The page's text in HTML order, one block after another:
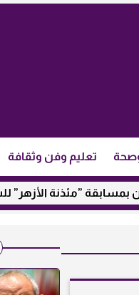
تعليم وفن وثقافة
”مئذنة الأزهر” للشعر